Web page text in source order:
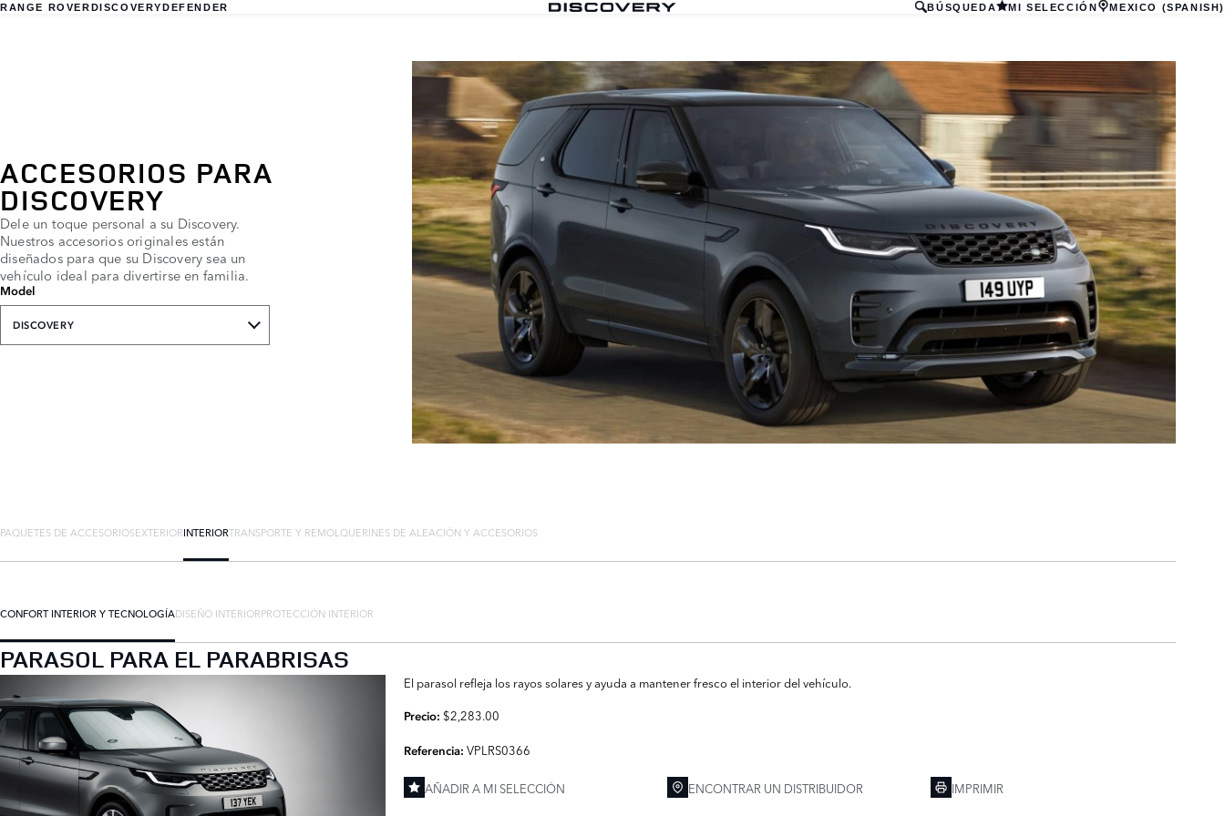
RANGE ROVERDISCOVERYDEFENDER BÚSQUEDA MI SELECCIÓN MEXICO (SPANISH)
ACCESORIOS PARA
DISCOVERY
Dele un toque personal a su Discovery.
Nuestros accesorios originales están
diseñados para que su Discovery sea un
vehículo ideal para divertirse en familia.
Model
DISCOVERY
PAQUETES DE ACCESORIOSEXTERIORINTERIORTRANSPORTE Y REMOLQUERINES DE ALEACIÓN Y ACCESORIOS
CONFORT INTERIOR Y TECNOLOGÍADISEÑO INTERIORPROTECCIÓN INTERIOR
PARASOL PARA EL PARABRISAS
El parasol refleja los rayos solares y ayuda a mantener fresco el interior del vehículo.
Precio: $2,283.00
Referencia:VPLRS0366
AÑADIR A MI SELECCIÓN ENCONTRAR UN DISTRIBUIDOR IMPRIMIR